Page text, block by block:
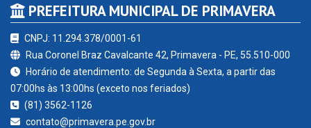
PREFEITURA MUNICIPAL DE PRIMAVERA
CNPJ: 11.294.378/0001-61
Rua Coronel Braz Cavalcante 42, Primavera - PE, 55.510-000
Horário de atendimento: de Segunda à Sexta, a partir das
07:00hs às 13:00hs (exceto nos feriados)
(81) 3562-1126
contato@primavera.pe.gov.br